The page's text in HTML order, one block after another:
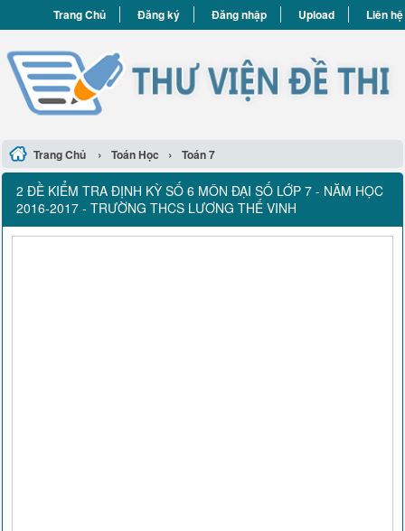
Trang Chủ Đăng ký Đăng nhập Upload Liên hệ
Trang Chủ › Toán Học › Toán 7
2 ĐỀ KIỂM TRA ĐỊNH KỲ SỐ 6 MÔN ĐẠI SỐ LỚP 7 - NĂM HỌC
2016-2017 - TRƯỜNG THCS LƯƠNG THẾ VINH